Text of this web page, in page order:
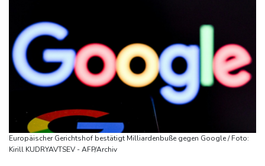
"Rente mit 63": Unionsfraktionschef Frei offen für Härtefall- und
Übergangslösungen
Ceuta-Andrang: EU fordert von Meta und Tiktok Vorgehen gegen
Falschinformationen
Rechter Hardliner De la Espriella als Kolumbiens Präsident
Infantino erhält Unterstützung aus Südamerika
Selenskyj erstmals seit Beginn von Ukraine-Krieg in Serbien -
Europäischer Gerichtshof bestätigt Milliardenbuße gegen Google / Foto:
Kirill KUDRYAVTSEV - AFP/Archiv